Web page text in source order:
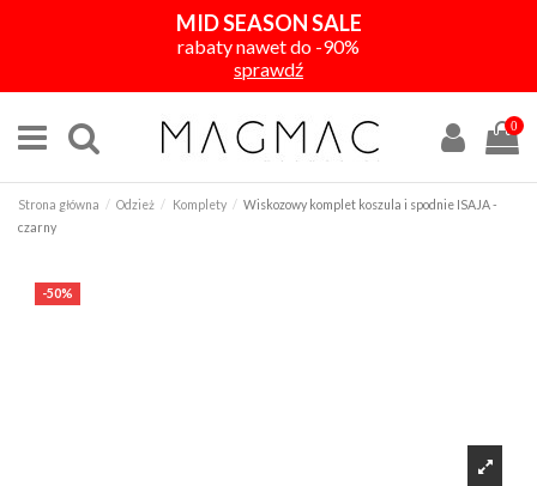
MID SEASON SALE
rabaty nawet do -90%
sprawdź
0
Strona główna Odzież Komplety
Wiskozowy komplet koszula i spodnie ISAJA -
czarny
-50%